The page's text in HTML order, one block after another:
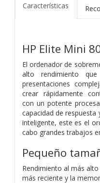
Características
HP Elite Mini
El ordenador de
alto rendimiento
presentaciones
crear rápidamente
con un potente
capacidad de
inteligente, este es el
cabo grandes trabajos
Pequeño
Rendimiento al más
más reciente y la